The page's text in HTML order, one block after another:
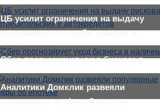
ЦБ усилит ограничения на выдачу
рискованных потребительских и
автокредитов
Сбер прогнозирует уход бизнеса в
наличные
Аналитики Домклик развеяли
популярные мифы об ипотеке